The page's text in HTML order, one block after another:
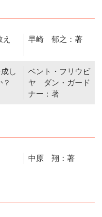
早崎 郁之：著
し
ベント・フリウビ
ヤ ダン・ガード
ナー：著
中原 翔：著